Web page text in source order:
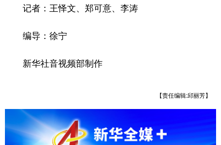
新疆 内蒙古 黑龙江
English Español
Deutsch Português
记者：王怿文、郑可意、李涛
编导：徐宁
新华社音视频部制作
【责任编辑:邱丽芳】